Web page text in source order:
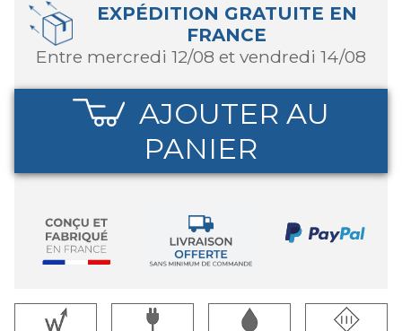
EXPÉDITION GRATUITE EN
FRANCE
entre mercredi 12/08 et vendredi 14/08
AJOUTER AU
PANIER